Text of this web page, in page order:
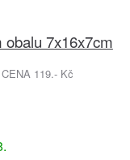
7x16x7cm
119.- Kč